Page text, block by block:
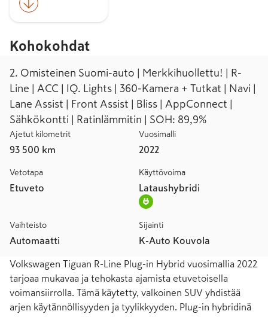
Kohokohdat
2. Omisteinen Suomi-auto | Merkkihuollettu! | R-
Line | ACC | IQ. Lights | 360-Kamera + Tutkat | Navi |
Lane Assist | Front Assist | Bliss | AppConnect |
Sähkökontti | Ratinlämmitin | SOH: 89,9%
Ajetut kilometrit
93 500 km
Vuosimalli
2022
Vetotapa
Etuveto
Käyttövoima
Lataushybridi
Vaihteisto
Automaatti
Sijainti
K-Auto Kouvola
Volkswagen Tiguan R-Line Plug-in Hybrid vuosimallia 2022
tarjoaa mukavaa ja tehokasta ajamista etuvetoisella
voimansiirrolla. Tämä käytetty, valkoinen SUV yhdistää
arjen käytännöllisyyden ja tyylikkyyden. Plug-in hybridinä